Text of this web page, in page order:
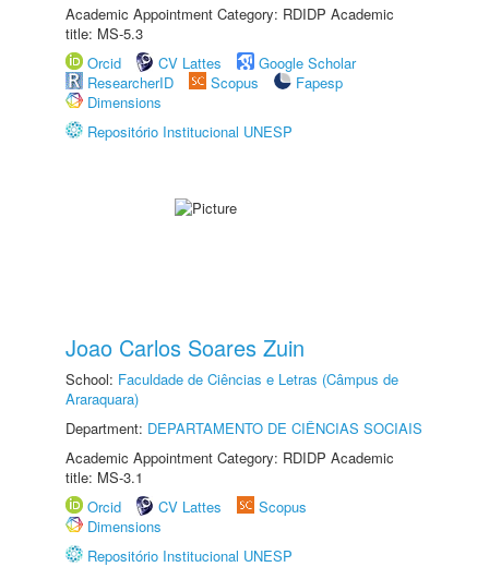
Academic Appointment Category: RDIDP Academic
title: MS-5.3
Orcid
CV Lattes
Google Scholar
ResearcherID
Scopus
Fapesp
Dimensions
Repositório Institucional UNESP
Joao Carlos Soares Zuin
School: Faculdade de Ciências e Letras (Câmpus de
Araraquara)
Department: DEPARTAMENTO DE CIÊNCIAS SOCIAIS
Academic Appointment Category: RDIDP Academic
title: MS-3.1
Orcid
CV Lattes
Scopus
Dimensions
Repositório Institucional UNESP